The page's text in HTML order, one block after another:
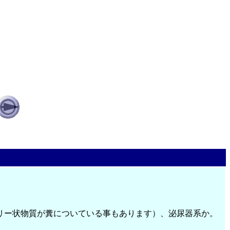
状物質が糞についている事もあります）、泌尿器系か。